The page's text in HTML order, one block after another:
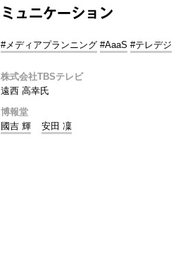
ミュニケーション
#メディアプランニング #AaaS #テレデジ
株式会社TBSテレビ
遠西 高幸氏
博報堂
國吉 輝
安田 凜